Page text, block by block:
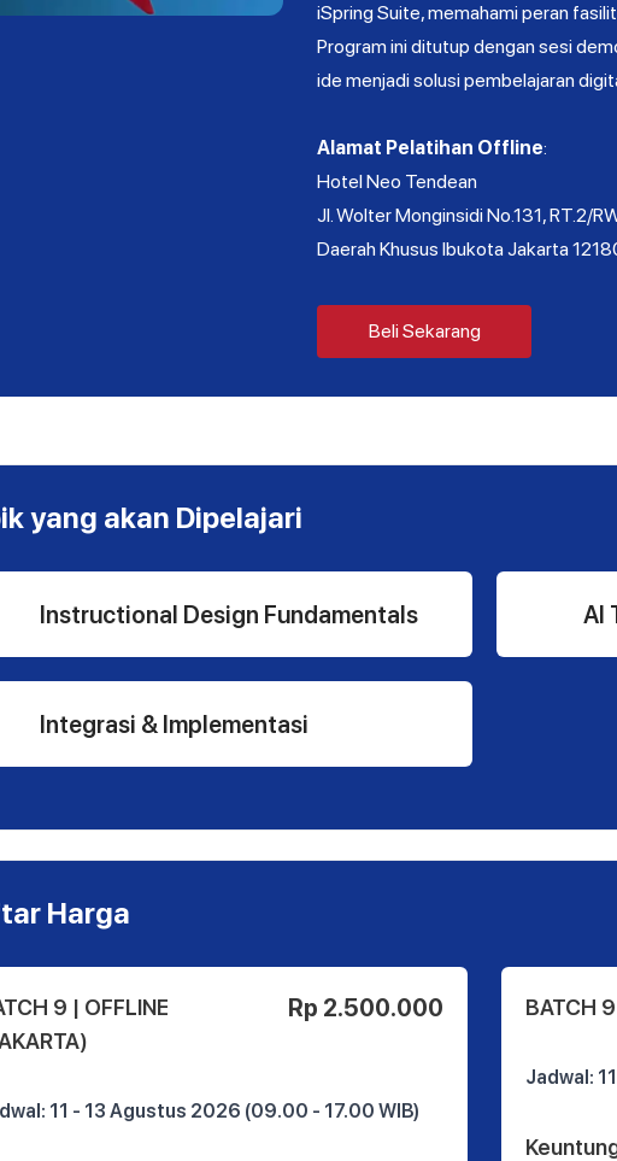
iSpring Suite, memahami peran
Program ini ditutup dengan sesi
ide menjadi solusi pembelajaran
Alamat Pelatihan Offline:
Hotel Neo Tendean
Jl. Wolter Monginsidi No.131, RT.2/
Daerah Khusus Ibukota Jakarta
Beli Sekarang
yang akan Dipelajari
Instructional Design Fundamentals
Integrasi & Implementasi
AI
Harga
9 | OFFLINE
Rp 2.500.000
11 - 13 Agustus 2026 (09.00 - 17.00 WIB)
BATCH
Jadwal: